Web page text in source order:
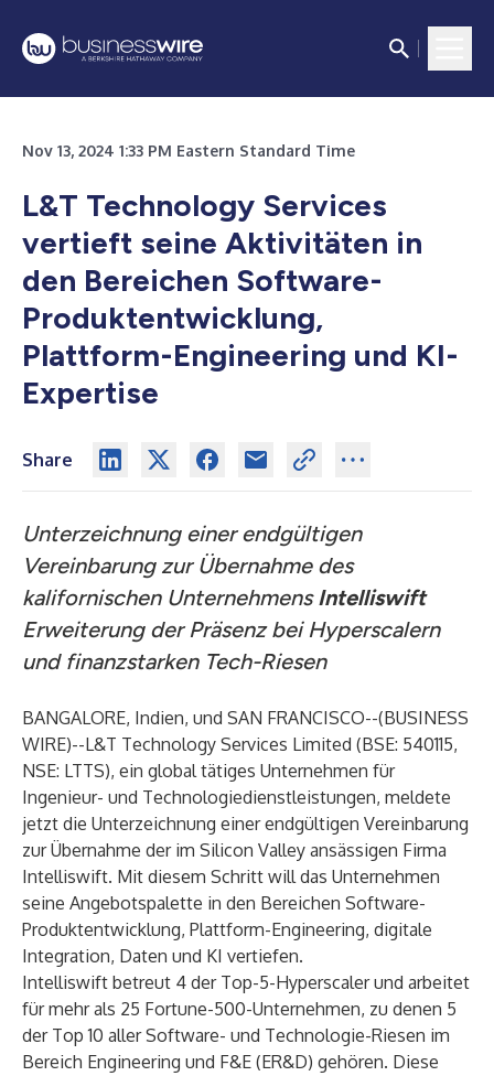
Nov 13, 2024 1:33 PM Eastern Standard Time
L&T Technology Services
vertieft seine Aktivitäten in
den Bereichen Software-
Produktentwicklung,
Plattform-Engineering und KI-
Expertise
Share
Unterzeichnung einer endgültigen
Vereinbarung zur Übernahme des
kalifornischen UnternehmensIntelliswift
Erweiterung der Präsenz bei Hyperscalern
und finanzstarken Tech-Riesen
BANGALORE, Indien, und SAN FRANCISCO--(BUSINESS
WIRE)--L&T Technology Services Limited (BSE: 540115,
NSE: LTTS), ein global tätiges Unternehmen für
Ingenieur- und Technologiedienstleistungen, meldete
jetzt die Unterzeichnung einer endgültigen Vereinbarung
zur Übernahme der im Silicon Valley ansässigen Firma
Intelliswift. Mit diesem Schritt will das Unternehmen
seine Angebotspalette in den Bereichen Software-
Produktentwicklung, Plattform-Engineering, digitale
Integration, Daten und KI vertiefen.
Intelliswift betreut 4 der Top-5-Hyperscaler und arbeitet
für mehr als 25 Fortune-500-Unternehmen, zu denen 5
der Top 10 aller Software- und Technologie-Riesen im
Bereich Engineering und F&E (ER&D) gehören. Diese